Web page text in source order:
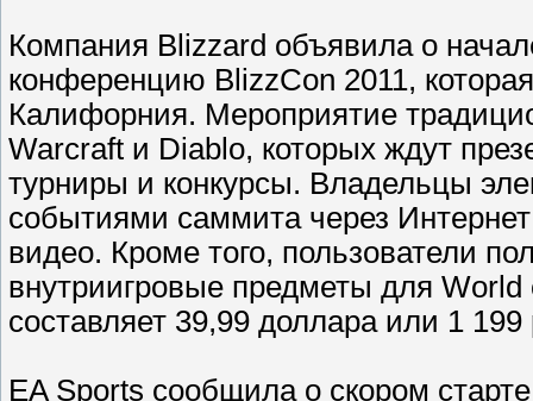
Компания Blizzard объявила о
конференцию BlizzCon 2011,
Калифорния. Мероприятие
Warcraft и Diablo, которых ждут
турниры и конкурсы. Владельцы
событиями саммита через
видео. Кроме того, пользователи
внутриигровые предметы для
составляет 39,99 доллара или 1 199
EA Sports сообщила о скором